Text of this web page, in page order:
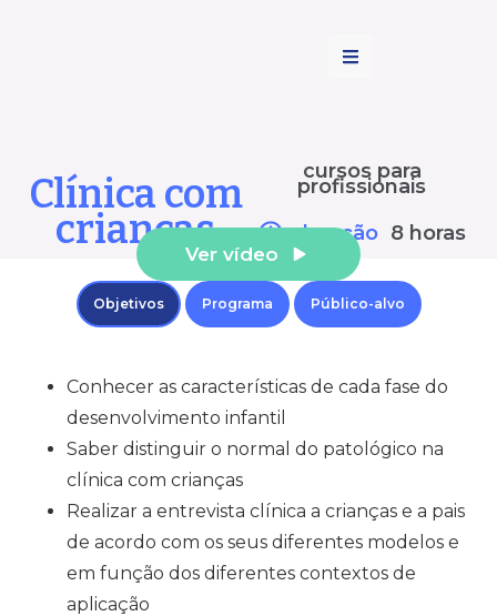
Clínica com
crianças
cursos para
profissionais
duração 8 horas
Ver vídeo
Objetivos Programa Público-alvo
Conhecer as características de cada fase do
desenvolvimento infantil
Saber distinguir o normal do patológico na
clínica com crianças
Realizar a entrevista clínica a crianças e a pais
de acordo com os seus diferentes modelos e
em função dos diferentes contextos de
aplicação